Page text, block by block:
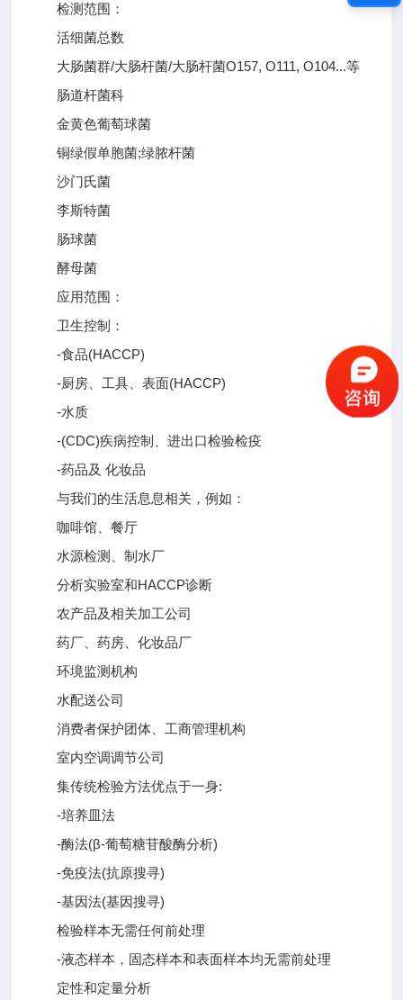
检测范围：
活细菌总数
大肠菌群/大肠杆菌/大肠杆菌O157, O111, O104...等
肠道杆菌科
金黄色葡萄球菌
铜绿假单胞菌;绿脓杆菌
沙门氏菌
李斯特菌
肠球菌
酵母菌
应用范围：
卫生控制：
-食品(HACCP)
-厨房、工具、表面(HACCP)
-水质
-(CDC)疾病控制、进出口检验检疫
-药品及 化妆品
与我们的生活息息相关，例如：
咖啡馆、餐厅
水源检测、制水厂
分析实验室和HACCP诊断
农产品及相关加工公司
药厂、药房、化妆品厂
环境监测机构
水配送公司
消费者保护团体、工商管理机构
室内空调调节公司
集传统检验方法优点于一身:
-培养皿法
-酶法(β-葡萄糖苷酸酶分析)
-免疫法(抗原搜寻)
-基因法(基因搜寻)
检验样本无需任何前处理
-液态样本，固态样本和表面样本均无需前处理
定性和定量分析